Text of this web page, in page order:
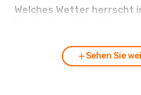
Welches Wetter herrscht
Sehen Sie